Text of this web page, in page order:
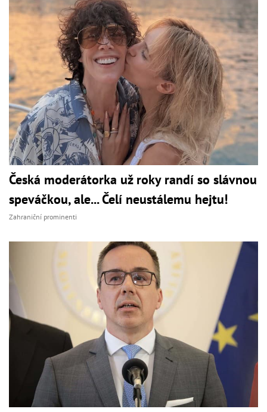
Česká moderátorka už roky randí so slávnou
speváčkou, ale... Čelí neustálemu hejtu!
Zahraniční prominenti